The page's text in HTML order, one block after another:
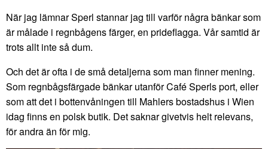
När jag lämnar Sperl stannar jag till varför några bänkar som
är målade i regnbågens färger, en prideflagga. Vår samtid är
trots allt inte så dum.
Och det är ofta i de små detaljerna som man finner mening.
Som regnbågsfärgade bänkar utanför Café Sperls port, eller
som att det i bottenvåningen till Mahlers bostadshus i Wien
idag finns en polsk butik. Det saknar givetvis helt relevans,
för andra än för mig.